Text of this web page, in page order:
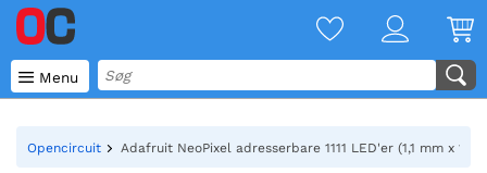
 Menu
Opencircuit Adafruit NeoPixel adresserbare 1111 LED'er (1,1 mm x 1,1